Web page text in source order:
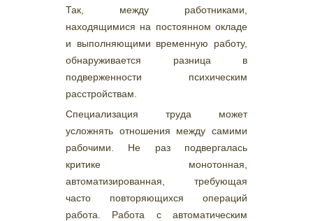
Так, между работниками,
находящимися на постоянном окладе
и выполняющими временную работу,
обнаруживается разница в
подверженности психическим
расстройствам.
Специализация труда может
усложнять отношения между самими
рабочими. Не раз подвергалась
критике монотонная,
автоматизированная, требующая
часто повторяющихся операций
работа. Работа с автоматическим